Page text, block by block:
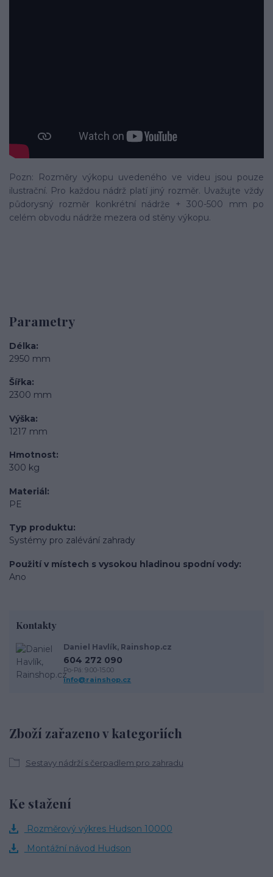
Pozn: Rozměry výkopu uvedeného ve videu jsou pouze
ilustrační. Pro každou nádrž platí jiný rozměr. Uvažujte vždy
půdorysný rozměr konkrétní nádrže + 300-500 mm po
celém obvodu nádrže mezera od stěny výkopu.
Parametry
Délka
2950 mm
Šířka
2300 mm
Výška
1217 mm
Hmotnost
300 kg
Materiál
PE
Typ produktu
Systémy pro zalévání zahrady
Použití v místech s vysokou hladinou spodní vody
Ano
Zboží zařazeno v kategoriích
Sestavy nádrží s čerpadlem pro zahradu
Kontakty
Daniel Havlík, Rainshop.cz
604 272 090
Po-Pá: 9.00-15.00
info@rainshop.cz
Ke stažení
Rozměrový výkres Hudson 10000
Montážní návod Hudson